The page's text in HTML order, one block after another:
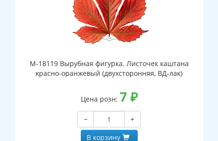
М-18119 Вырубная фигурка. Листочек каштана
красно-оранжевый (двухсторонняя, ВД-лак)
Цена розн: 7 ₽
−
+
В корзину